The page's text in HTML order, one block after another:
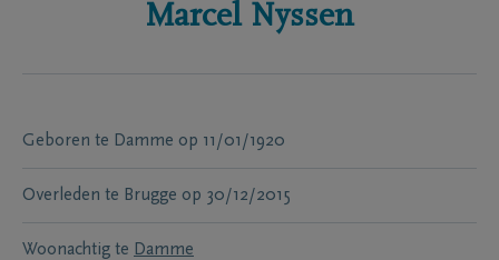
Marcel Nyssen
Geboren te Damme op 11/01/1920
Overleden te Brugge op 30/12/2015
Woonachtig te Damme